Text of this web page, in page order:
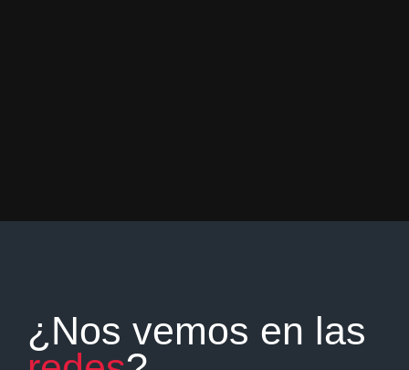
¿Nos vemos en las